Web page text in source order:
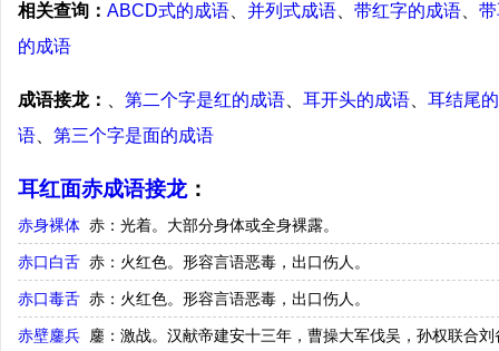
相关查询： ABCD式的成语 并列式成语 带红字的成语
的成语
成语接龙： 第二个字是红的成语 耳开头的成语
耳结尾
语
第三个字是面的成语
耳红面赤成语接龙：
赤身裸体 赤：光着。大部分身体或全身裸露。
赤口白舌 赤：火红色。形容言语恶毒，出口伤人。
赤口毒舌 赤：火红色。形容言语恶毒，出口伤人。
赤壁鏖兵
鏖：激战。汉献帝建安十三年，曹操大军伐吴，孙权联合